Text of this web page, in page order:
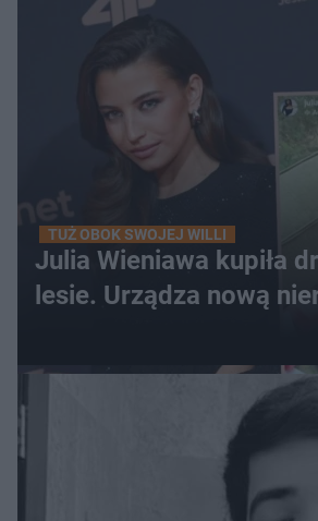
TUŻ OBOK SWOJEJ WILLI
Julia Wieniawa kupiła
lesie. Urządza nową